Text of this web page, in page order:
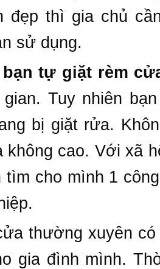
đẹp thì gia chủ
sử dụng.
bạn tự giặt rèm
Tuy nhiên
bị giặt rửa.
không cao. Với xã
tìm cho mình 1
thường xuyên
gia đình mình.